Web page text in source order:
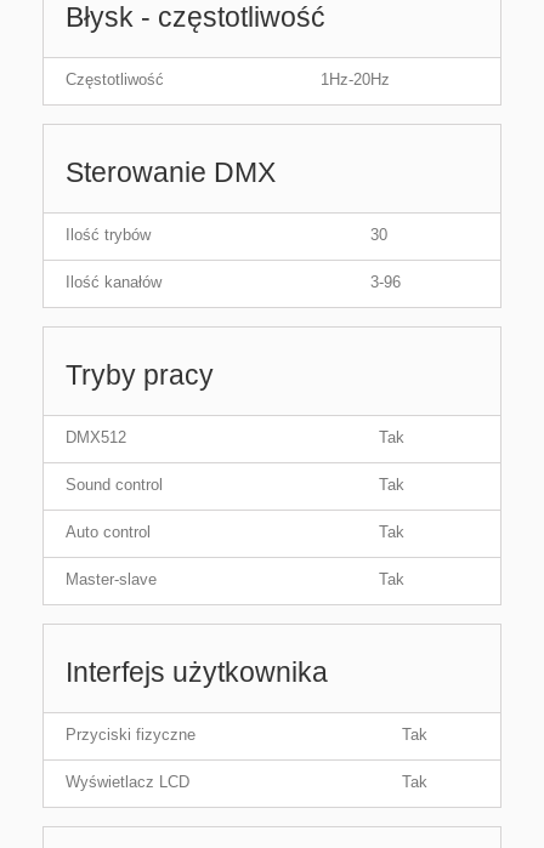
Błysk - częstotliwość
Częstotliwość 1Hz-20Hz
Sterowanie DMX
Ilość trybów 30
Ilość kanałów 3-96
Tryby pracy
DMX512 Tak
Sound control Tak
Auto control Tak
Master-slave Tak
Interfejs użytkownika
Przyciski fizyczne Tak
Wyświetlacz LCD Tak